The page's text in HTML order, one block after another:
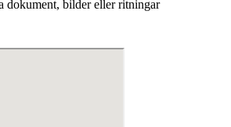
dokument, bilder eller ritningar